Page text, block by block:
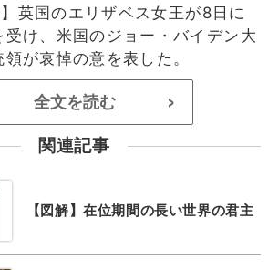
英国のエリザベス女王が8日に
け、米国のジョー・バイデン大
が哀悼の意を表した。
全文を読む >
関連記事
【図解】在位期間の長い世界の君主